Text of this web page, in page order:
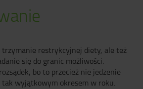
trzymanie restrykcyjnej diety, ale też
się do granic możliwości.
bo to przecież nie jedzenie
tak wyjątkowym okresem w roku.